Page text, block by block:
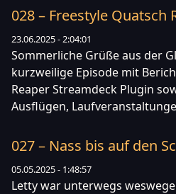
028 – Freestyle Quatsch
23.06.2025 - 2:04:01
Sommerliche Grüße aus der
kurzweilige Episode mit
Reaper Streamdeck Plugin
Ausflügen,
027 – Nass bis auf den
05.05.2025 - 1:48:57
Letty war unterwegs